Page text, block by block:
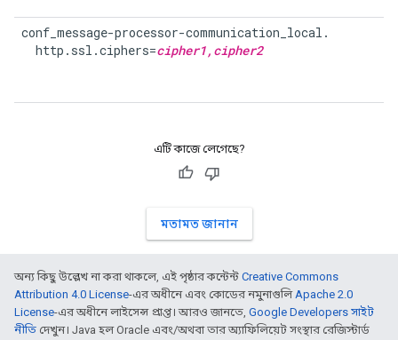
conf_message-processor-communication_local.
  http.ssl.ciphers=
cipher1,cipher2
এটি কাজে লেগেছে?
মতামত জানান
অন্য কিছু উল্লেখ না করা থাকলে, এই পৃষ্ঠার কন্টেন্ট Creative Commons
Attribution 4.0 License-এর অধীনে এবং কোডের নমুনাগুলিApache 2.0
License-এর অধীনে লাইসেন্স প্রাপ্ত। আরও জানতে, Google Developers সাইট
নীতি দেখুন। Java হল Oracle এবং/অথবা তার অ্যাফিলিয়েট সংস্থার রেজিস্টার্ড